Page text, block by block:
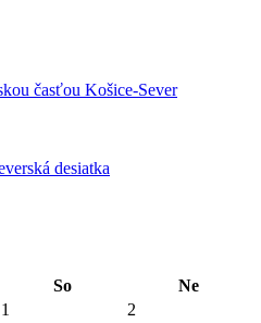
časťou Košice-Sever
desiatka
So
Ne
1 2